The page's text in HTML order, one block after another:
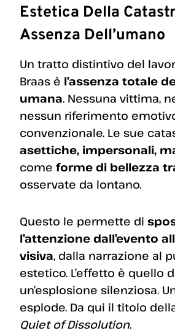
Estetica Della
Assenza Dell’umano
Un tratto distintivo del
Braas è l’assenza totale
umana. Nessuna vittima,
nessun riferimento
convenzionale. Le sue
asettiche, impersonali,
come forme di bellezza
osservate da lontano.
Questo le permette di
l’attenzione dall’evento
visiva, dalla narrazione al
estetico. L’effetto è quello
un’esplosione silenziosa.
esplode. Da qui il titolo
Quiet of Dissolution.